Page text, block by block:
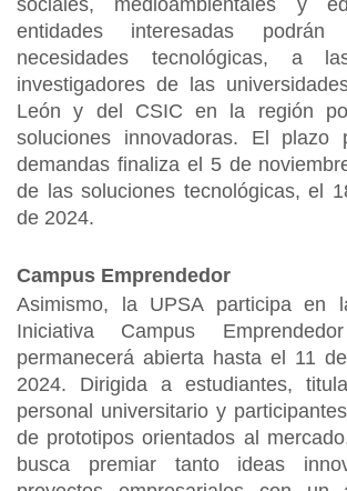
sociales, medioambientales y
entidades interesadas
necesidades tecnológicas, a
investigadores de las
León y del CSIC en la región
soluciones innovadoras. El plazo
demandas finaliza el 5 de
de las soluciones tecnológicas, el
de 2024.
Campus Emprendedor
Asimismo, la UPSA participa en
Iniciativa Campus
permanecerá abierta hasta el 11
2024. Dirigida a estudiantes,
personal universitario y
de prototipos orientados al
busca premiar tanto ideas